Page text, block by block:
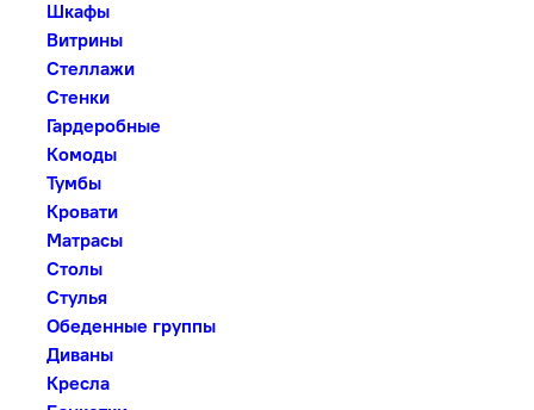
Шкафы
Витрины
Стеллажи
Стенки
Гардеробные
Комоды
Тумбы
Кровати
Матрасы
Столы
Стулья
Обеденные группы
Диваны
Кресла